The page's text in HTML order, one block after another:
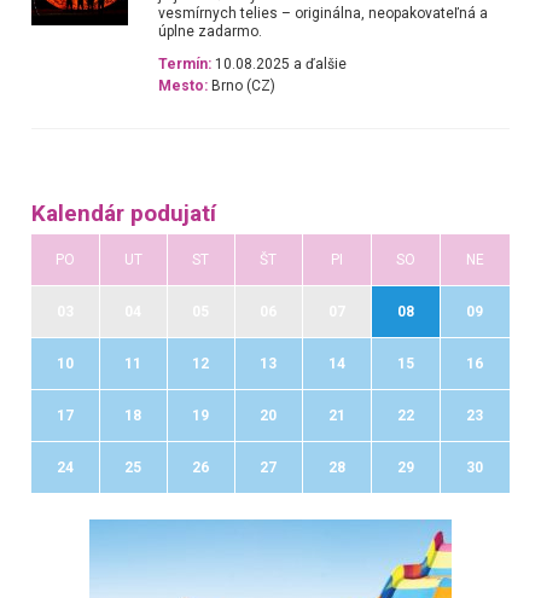
vesmírnych telies – originálna, neopakovateľná a
úplne zadarmo.
Termín: 10.08.2025 a ďalšie
Mesto: Brno (CZ)
Kalendár podujatí
PO UT ST ŠT PI SO NE
08 09
10 11 12 13 14 15 16
17 18 19 20 21 22 23
24 25 26 27 28 29 30